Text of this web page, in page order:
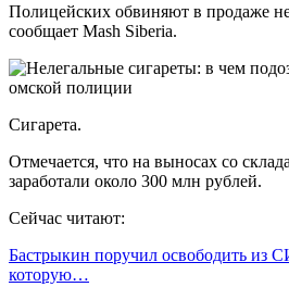
Полицейских обвиняют в продаже
сообщает Mash Siberia.
Сигарета.
Отмечается, что на выносах со
заработали около 300 млн рублей.
Сейчас читают:
Бастрыкин поручил освободить из
которую…